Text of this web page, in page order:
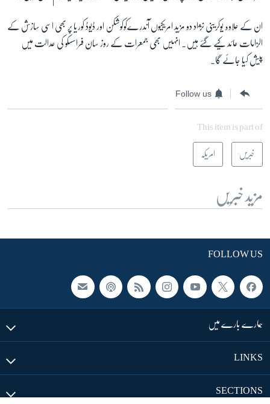
ان کے علاوہ یوکرینی نژاد دو مزید امریکیوں آندرےکوکوشکن اور ڈیوڈ کوریا پر بھی اسی سازش کے
الزامات عائد کیے گئے ہیں۔ انہیں بھی جمعرات کے روز سان فراسسکو کی عدالت میں
پیش کیا جائے گا۔
Follow us
This item is part of
خبریں امریکہ
مزید خبریں
FOLLOW US
ہمارے بارے میں
LINKS
SECTIONS